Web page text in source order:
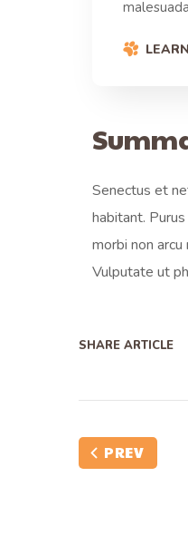
Senectus et
habitant.
morbi non
Vulputate ut
SHARE ARTICLE
PREV